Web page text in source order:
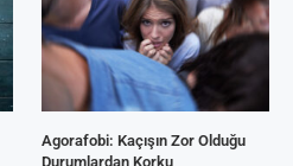
Agorafobi: Kaçışın Zor Olduğu
Durumlardan Korku